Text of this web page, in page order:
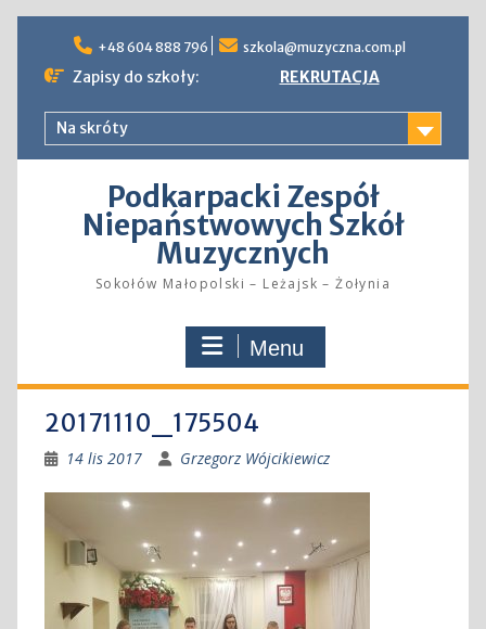
content
+48 604 888 796 szkola@muzyczna.com.pl
Zapisy do szkoły: REKRUTACJA
Na skróty
Podkarpacki Zespół
Niepaństwowych Szkół
Muzycznych
Sokołów Małopolski – Leżajsk – Żołynia
Menu
20171110_175504
14 lis 2017 Grzegorz Wójcikiewicz